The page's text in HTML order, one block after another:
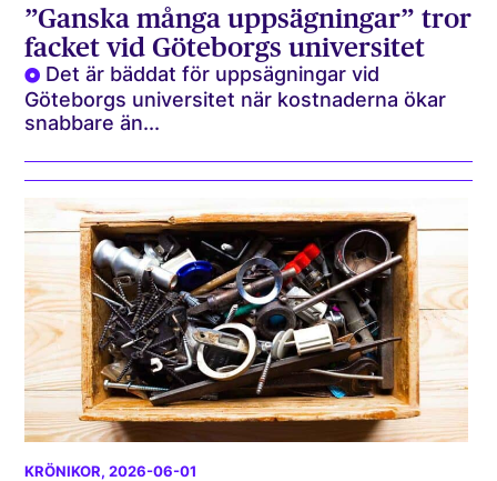
”Ganska många uppsägningar” tror
facket vid Göteborgs universitet
Det är bäddat för uppsägningar vid
Göteborgs universitet när kostnaderna ökar
snabbare än...
KRÖNIKOR, 2026-06-01